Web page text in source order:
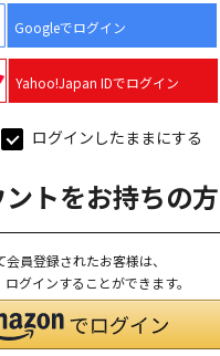
Googleでログイン
Yahoo!Japan IDでログイン
ログインしたままにする
トをお持ちの方
員登録されたお客様は、
グインすることができます。